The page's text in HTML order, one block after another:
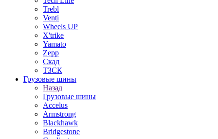
Trebl
Venti
Wheels UP
X'trike
Yamato
Zepp
Скад
ТЗСК
Грузовые шины
Назад
Грузовые шины
Accelus
Armstrong
Blackhawk
Bridgestone